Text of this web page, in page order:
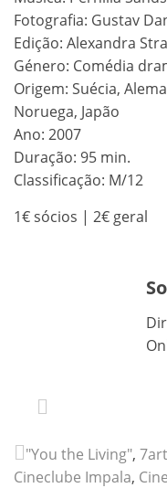
Fotografia: Gustav
Edição: Alexandra
Género: Comédia
Origem: Suécia,
Noruega, Japão
Ano: 2007
Duração: 95 min.
Classificação: M/12
1€ sócios | 2€ geral
"You the Living",
Cineclube Impala,